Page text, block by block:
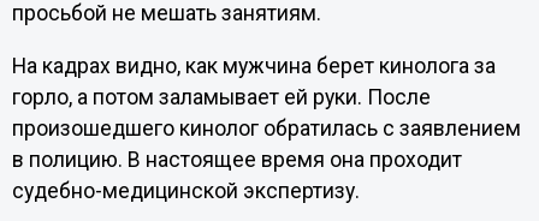
просьбой не мешать занятиям.
На кадрах видно, как мужчина берет кинолога за
горло, а потом заламывает ей руки. После
произошедшего кинолог обратилась с заявлением
в полицию. В настоящее время она проходит
судебно-медицинской экспертизу.